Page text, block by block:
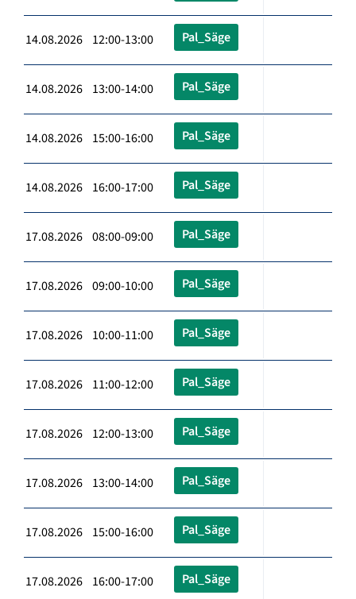
14.08.2026 12:00-13:00 Pal_Säge
14.08.2026 13:00-14:00 Pal_Säge
14.08.2026 15:00-16:00 Pal_Säge
14.08.2026 16:00-17:00 Pal_Säge
17.08.2026 08:00-09:00 Pal_Säge
17.08.2026 09:00-10:00 Pal_Säge
17.08.2026 10:00-11:00 Pal_Säge
17.08.2026 11:00-12:00 Pal_Säge
17.08.2026 12:00-13:00 Pal_Säge
17.08.2026 13:00-14:00 Pal_Säge
17.08.2026 15:00-16:00 Pal_Säge
17.08.2026 16:00-17:00 Pal_Säge